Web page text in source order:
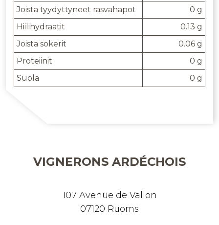
Joista tyydyttyneet rasvahapot
0 g
Hiilihydraatit
0.13 g
Joista sokerit
0.06 g
Proteiinit
0 g
Suola
0 g
VIGNERONS ARDÉCHOIS
107 Avenue de Vallon
07120 Ruoms